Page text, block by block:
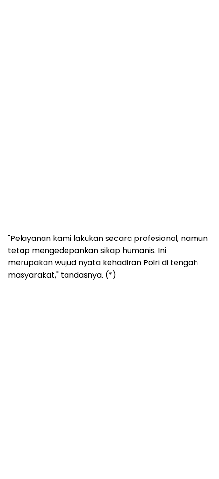
"Pelayanan kami lakukan secara profesional, namun
tetap mengedepankan sikap humanis. Ini
merupakan wujud nyata kehadiran Polri di tengah
masyarakat," tandasnya. (*)